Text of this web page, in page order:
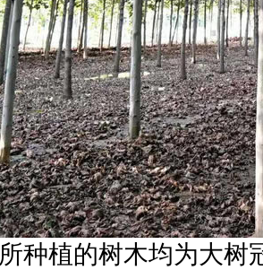
所种植的树木均为大树